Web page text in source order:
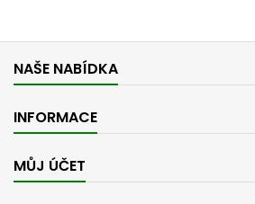
NAŠE NABÍDKA
INFORMACE
MŮJ ÚČET